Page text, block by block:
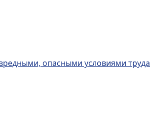
опасными условиями труда